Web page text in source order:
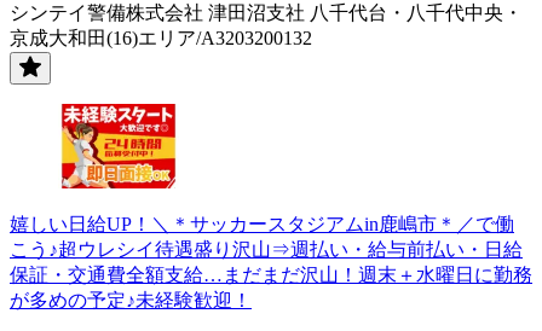
シンテイ警備株式会社 津田沼支社 八千代台・八千代中央・
京成大和田(16)エリア/A3203200132
嬉しい日給UP！＼＊サッカースタジアムin鹿嶋市＊／で働
こう♪超ウレシイ待遇盛り沢山⇒週払い・給与前払い・日給
保証・交通費全額支給…まだまだ沢山！週末＋水曜日に勤務
が多めの予定♪未経験歓迎！